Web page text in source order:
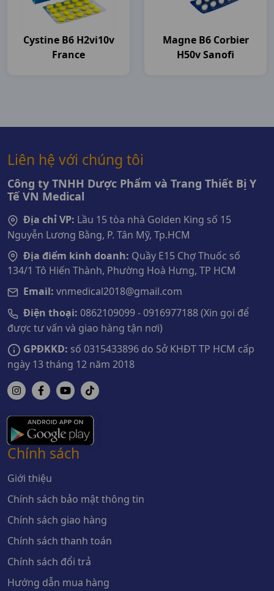
Cystine B6 H2vi10v
France
Magne B6 Corbier
H50v Sanofi
Liên hệ với chúng tôi
Công ty TNHH Dược Phẩm và Trang Thiết Bị Y
Tế VN Medical
Địa chỉ VP: Lầu 15 tòa nhà Golden King số 15
Nguyễn Lương Bằng, P. Tân Mỹ, Tp.HCM
Địa điểm kinh doanh: Quầy E15 Chợ Thuốc số
134/1 Tô Hiến Thành, Phường Hoà Hưng, TP HCM
Email: vnmedical2018@gmail.com
Điện thoại: 0862109099 - 0916977188 (Xin gọi để
được tư vấn và giao hàng tận nơi)
GPĐKKD: số 0315433896 do Sở KHĐT TP HCM cấp
ngày 13 tháng 12 năm 2018
Chính sách
Giới thiệu
Chính sách bảo mật thông tin
Chính sách giao hàng
Chính sách thanh toán
Chính sách đổi trả
Hướng dẫn mua hàng